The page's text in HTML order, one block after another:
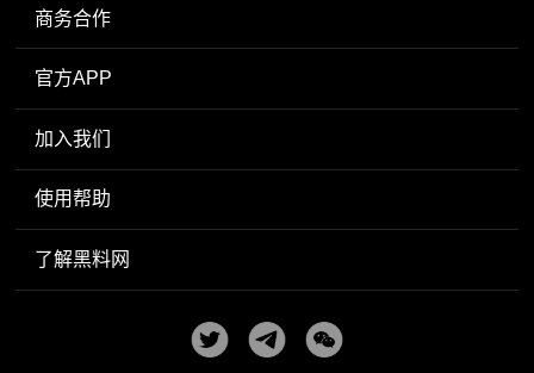
商务合作
官方APP
加入我们
使用帮助
了解黑料网